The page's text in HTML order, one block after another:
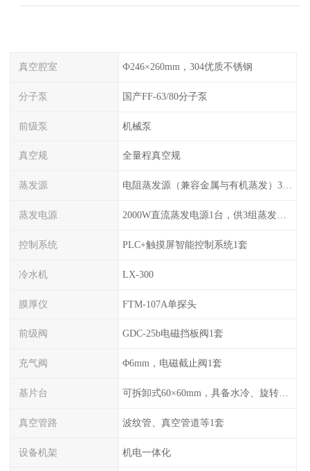
真空腔室 Ф246×260mm，304优质不锈钢
分子泵 国产FF-63/80分子泵
前级泵 机械泵
真空规 全量程真空规
蒸发源 电阻蒸发源（兼容金属与有机蒸发）3组，可切换使用
蒸发电源 2000W直流蒸发电源1台，供3组蒸发源切换使用
控制系统 PLC+触摸屏智能控制系统1套
冷水机 LX-300
膜厚仪 FTM-107A单探头
前级阀 GDC-25b电磁挡板阀1套
充气阀 Φ6mm，电磁截止阀1套
基片台 可拆卸式60×60mm，具备水冷、旋转功能
真空管路 波纹管、真空管道等1套
设备机架 机电一体化